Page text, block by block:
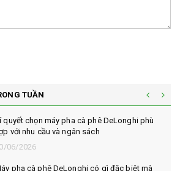
TUẦN
quyết chọn máy pha cà phê DeLonghi phù
với nhu cầu và ngân sách
06/2026
pha cà phê DeLonghi có gì đặc biệt mà